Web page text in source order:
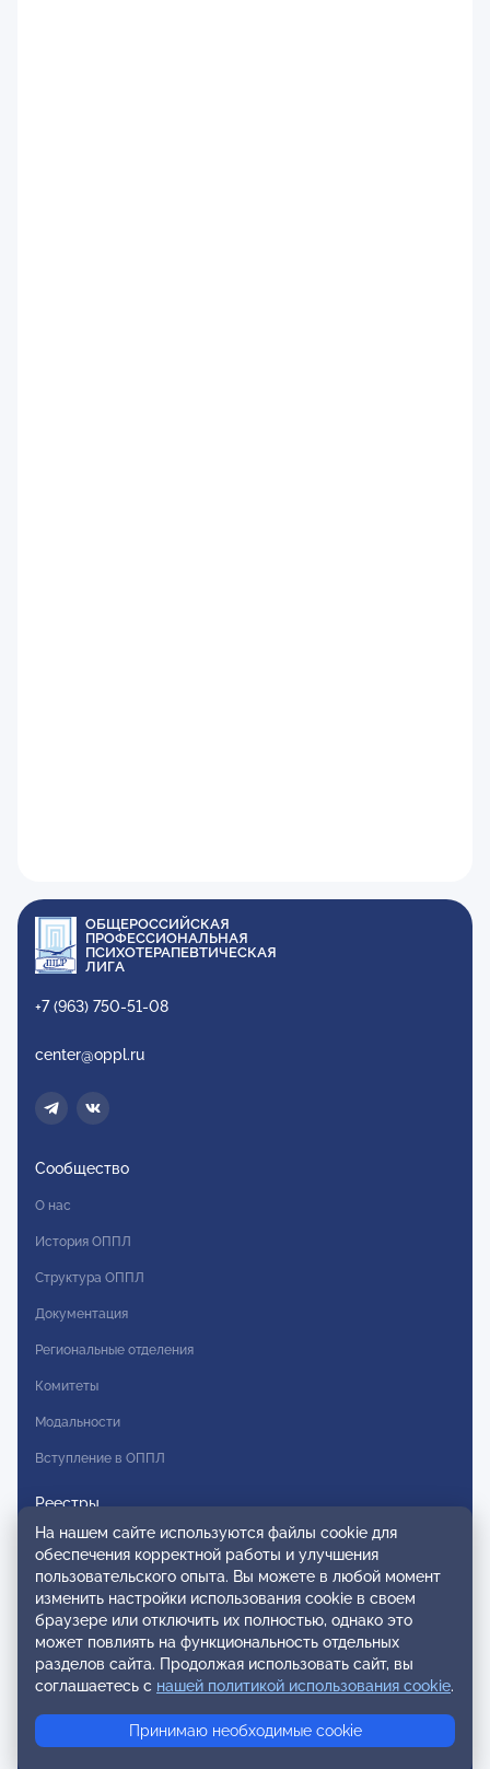
ОБЩЕРОССИЙСКАЯ
ПРОФЕССИОНАЛЬНАЯ
ПСИХОТЕРАПЕВТИЧЕСКАЯ
ЛИГА
+7 (963) 750-51-08
center@oppl.ru
Сообщество
О нас
История ОППЛ
Структура ОППЛ
Документация
Региональные отделения
Комитеты
Модальности
Вступление в ОППЛ
Реестры
Реестр наблюдательных членов
Реестр консультативных членов
Реестр действительных членов
Реестр аккредитованных супервизоров
Реестр СРО
Сертификация
На нашем сайте используются файлы cookie для
обеспечения корректной работы и улучшения
пользовательского опыта. Вы можете в любой момент
изменить настройки использования cookie в своем
браузере или отключить их полностью, однако это
может повлиять на функциональность отдельных
разделов сайта. Продолжая использовать сайт, вы
соглашаетесь с нашей политикой использования cookie.
Принимаю необходимые cookie